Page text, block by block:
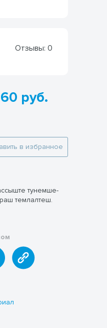
Отзывы: 0
руб.
в избранное
тунемше-
темлалтеш.